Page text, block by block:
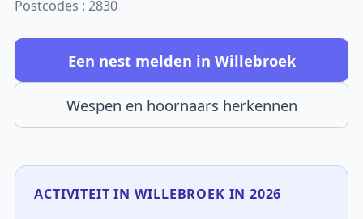
Postcodes : 2830
Een nest melden in Willebroek
Wespen en hoornaars herkennen
ACTIVITEIT IN WILLEBROEK IN 2026